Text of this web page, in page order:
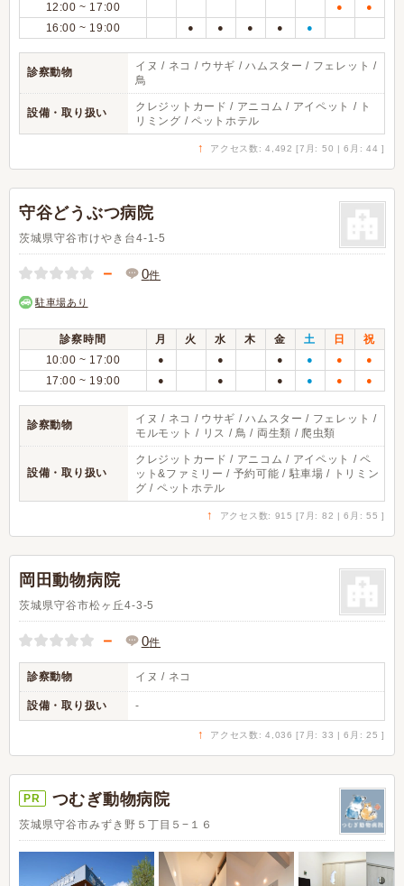
12:00 ~ 17:00 ● ●
16:00 ~ 19:00 ● ● ● ● ●
診察動物
イヌ / ネコ / ウサギ / ハムスター / フェレット /
鳥
設備・取り扱い
クレジットカード / アニコム / アイペット / ト
リミング / ペットホテル
↑ アクセス数: 4,492 [7月: 50 | 6月: 44 ]
守谷どうぶつ病院
茨城県守谷市けやき台4-1-5
－ 0件
駐車場あり
診察時間 月 火 水 木 金 土 日
祝
10:00 ~ 17:00
● ● ● ● ● ●
17:00 ~ 19:00 ● ● ● ● ● ●
診察動物
イヌ / ネコ / ウサギ / ハムスター / フェレット /
モルモット / リス / 鳥 / 両生類 / 爬虫類
設備・取り扱い
クレジットカード / アニコム / アイペット / ペ
ット&ファミリー / 予約可能 / 駐車場 / トリミン
グ / ペットホテル
↑ アクセス数: 915 [7月: 82 | 6月: 55 ]
岡田動物病院
茨城県守谷市松ヶ丘4-3-5
－ 0件
診察動物 イヌ / ネコ
設備・取り扱い -
↑ アクセス数: 4,036 [7月: 33 | 6月: 25 ]
PR つむぎ動物病院
茨城県守谷市みずき野５丁目５−１６